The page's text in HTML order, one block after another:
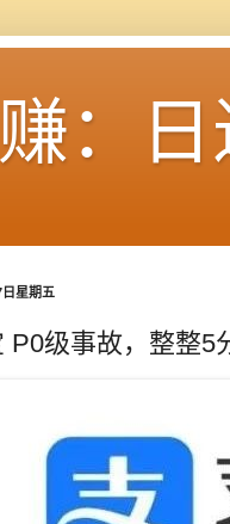
：
星期五
P0级事故，整整5